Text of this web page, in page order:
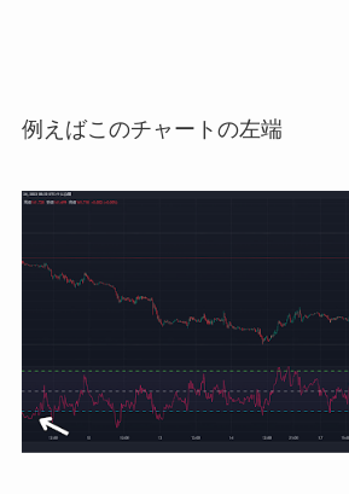
例えばこのチャートの左端